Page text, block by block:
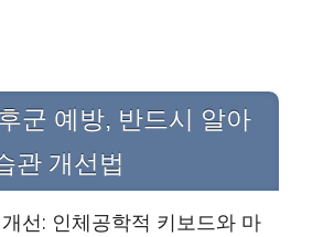
군 예방, 반드시 알아
관 개선법
선: 인체공학적 키보드와 마